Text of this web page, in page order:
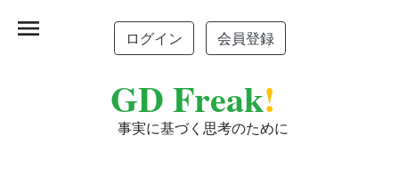
ログイン 会員登録
GD Freak!
事実に基づく思考のために
menu